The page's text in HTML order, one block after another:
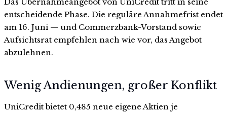
entscheidende Phase. Die reguläre Annahmefrist endet
am 16. Juni — und Commerzbank-Vorstand sowie
Aufsichtsrat empfehlen nach wie vor, das Angebot
abzulehnen.
Wenig Andienungen, großer Konflikt
UniCredit bietet 0,485 neue eigene Aktien je